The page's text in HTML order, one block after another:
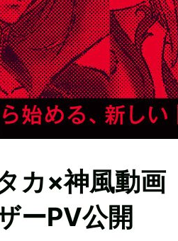
カ×神風動画
ーPV公開